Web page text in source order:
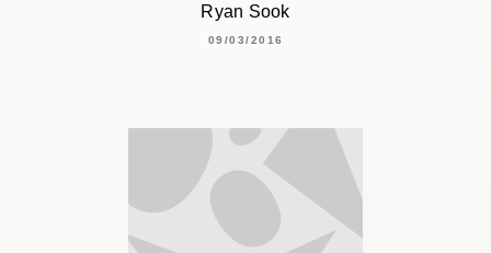
Ryan Sook
09/03/2016